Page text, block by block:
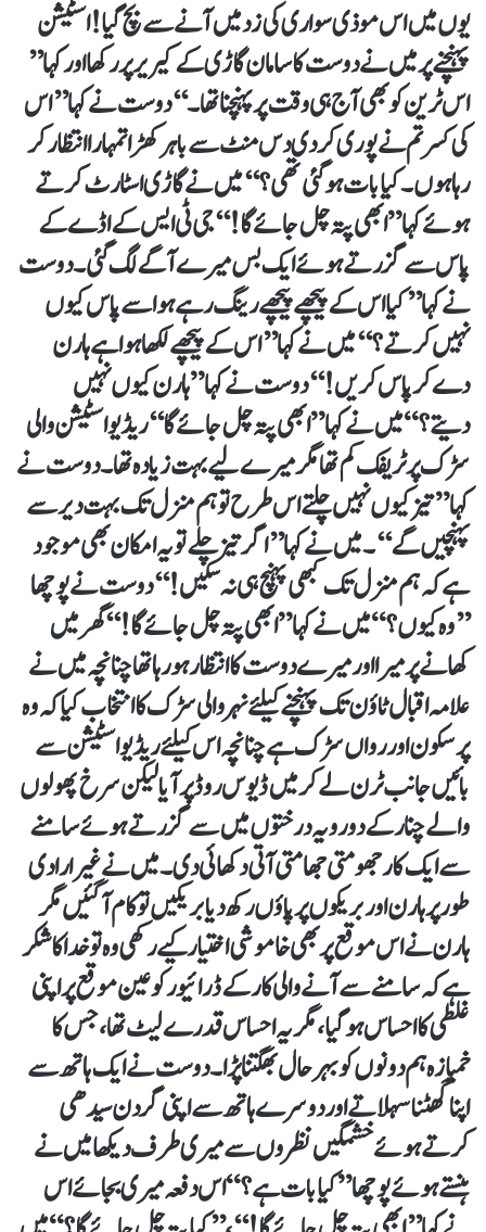
یوں میں اس موذی سواری کی زد میں آنے سے بچ گیا !اسٹیشن
پہنچنے پر میں نے دوست کا سامان گاڑی کے کیریر پر رکھا اور کہا ’’
اس ٹرین کو بھی آج ہی وقت پر پہنچنا تھا۔‘‘دوست نے کہا’’ اس
کی کسر تم نے پوری کر دی دس منٹ سے باہر کھڑا تمہارا انتظار کر
رہا ہوں۔ کیا بات ہوگئی تھی ؟ ‘‘میں نے گاڑی اسٹارٹ کرتے
ہوئے کہا ” ابھی پتہ چل جائے گا!‘‘ جی ٹی ایس کے اڈے کے
پاس سے گزرتے ہوئے ایک بس میرے آگے لگ گئی ۔ دوست
نے کہا ’’کیا اس کے پیچھے پیچھے رینگ رہے ہو اسے پاس کیوں
نہیں کرتے ؟ ‘‘میں نے کہا’’ اس کے پیچھے لکھا ہوا ہے ہارن
دے کر پاس کریں ! ‘‘دوست نے کہا ” ہارن کیوں نہیں
دیتے؟“ میں نے کہا ” ابھی پتہ چل جائے گا ‘‘ریڈیو اسٹیشن والی
سڑک پر ٹریفک کم تھا مگر میرے لیے بہت زیادہ تھا۔ دوست نے
کہا ” تیز کیوں نہیں چلتے اس طرح تو ہم منزل تک بہت دیر سے
پہنچیں گے‘‘۔ میں نے کہا’’ اگر تیز چلے تو یہ امکان بھی موجود
ہے کہ ہم منزل تک کبھی پہنچ ہی نہ سکیں ! ‘‘دوست نے پوچھا
’’وہ کیوں؟“ میں نے کہا ” ابھی پتہ چل جائے گا!‘‘ گھر میں
کھانے پر میرا اور میرے دوست کا انتظار ہورہا تھا چنانچہ میں نے
علامہ اقبال ٹاؤن تک پہنچنے کیلئے نہر والی سڑک کا انتخاب کیا کہ وہ
پر سکون اور رواں سڑک ہے چنانچہ اس کیلئے ریڈیو اسٹیشن سے
بائیں جانب ٹرن لے کر میں ڈیوس روڈ پر آیا لیکن سرخ پھولوں
والے چنار کے دو رویہ درختوں میں سے گزرتے ہوئے سامنے
سے ایک کار جھومتی جھامتی آتی دکھائی دی۔ میں نے غیر ارادی
طور پر ہارن اور بریکوں پر پاؤں رکھ دیا بریکیں تو کام آ گئیں مگر
ہارن نے اس موقع پر بھی خاموشی اختیار کیے رکھی وہ تو خدا کا شکر
ہے کہ سامنے سے آنے والی کار کے ڈرائیور کو عین موقع پر اپنی
غلطی کا احساس ہو گیا، مگر یہ احساس قدرے لیٹ تھا، جس کا
خمیازہ ہم دونوں کو بہر حال بھگتنا پڑا۔دوست نے ایک ہاتھ سے
اپنا گھٹنا سہلاتے اور دوسرے ہاتھ سے اپنی گردن سیدھی
کرتے ہوئے خشمگیں نظروں سے میری طرف دیکھا میں نے
ہنستے ہوئے پوچھا ” کیا بات ہے؟“ اس دفعہ میری بجائے اس